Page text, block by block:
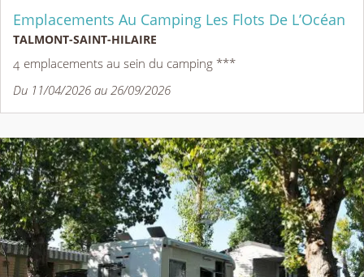
Emplacements Au Camping Les Flots De L’Océan
TALMONT-SAINT-HILAIRE
4 emplacements au sein du camping ***
Du 11/04/2026 au 26/09/2026